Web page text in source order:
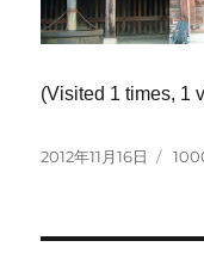
(Visited 1 times, 1
投
2012年11月16日
フ